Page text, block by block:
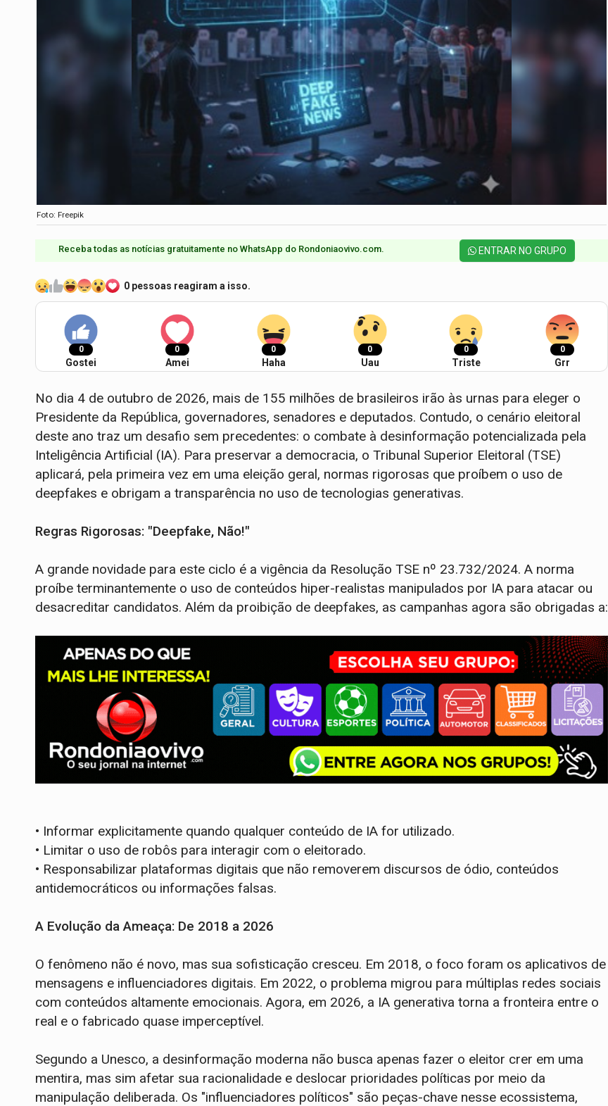
Foto: Freepik
Receba todas as notícias gratuitamente no WhatsApp do Rondoniaovivo.com.​ ENTRAR NO GRUPO
0 pessoas reagiram a isso.
0
Gostei
0
Amei
0
Haha
0
Uau
0
Triste
0
Grr
No dia 4 de outubro de 2026, mais de 155 milhões de brasileiros irão às urnas para eleger o
Presidente da República, governadores, senadores e deputados. Contudo, o cenário eleitoral
deste ano traz um desafio sem precedentes: o combate à desinformação potencializada pela
Inteligência Artificial (IA). Para preservar a democracia, o Tribunal Superior Eleitoral (TSE)
aplicará, pela primeira vez em uma eleição geral, normas rigorosas que proíbem o uso de
deepfakes e obrigam a transparência no uso de tecnologias generativas.
Regras Rigorosas: "Deepfake, Não!"
A grande novidade para este ciclo é a vigência da Resolução TSE nº 23.732/2024. A norma
proíbe terminantemente o uso de conteúdos hiper-realistas manipulados por IA para atacar ou
desacreditar candidatos. Além da proibição de deepfakes, as campanhas agora são obrigadas a:
• Informar explicitamente quando qualquer conteúdo de IA for utilizado.
• Limitar o uso de robôs para interagir com o eleitorado.
• Responsabilizar plataformas digitais que não removerem discursos de ódio, conteúdos
antidemocráticos ou informações falsas.
A Evolução da Ameaça: De 2018 a 2026
O fenômeno não é novo, mas sua sofisticação cresceu. Em 2018, o foco foram os aplicativos de
mensagens e influenciadores digitais. Em 2022, o problema migrou para múltiplas redes sociais
com conteúdos altamente emocionais. Agora, em 2026, a IA generativa torna a fronteira entre o
real e o fabricado quase imperceptível.
Segundo a Unesco, a desinformação moderna não busca apenas fazer o eleitor crer em uma
mentira, mas sim afetar sua racionalidade e deslocar prioridades políticas por meio da
manipulação deliberada. Os "influenciadores políticos" são peças-chave nesse ecossistema,